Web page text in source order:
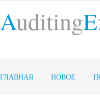
AuditingE
ГЛАВНАЯ НОВОЕ